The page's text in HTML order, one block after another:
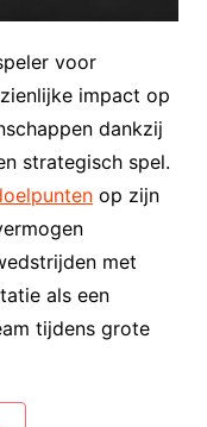
voor
impact op
dankzij
strategisch spel.
op zijn
met
als een
tijdens grote